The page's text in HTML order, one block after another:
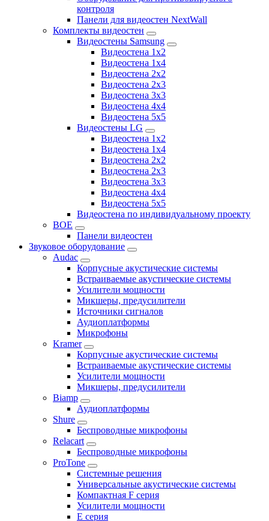
контроля
Панели для видеостен NextWall
Комплекты видеостен
Видеостены Samsung
Видеостена 1x2
Видеостена 1x4
Видеостена 2x2
Видеостена 2х3
Видеостена 3x3
Видеостена 4x4
Видеостена 5x5
Видеостены LG
Видеостена 1x2
Видеостена 1x4
Видеостена 2x2
Видеостена 2x3
Видеостена 3x3
Видеостена 4x4
Видеостена 5x5
Видеостена по индивидуальному проекту
BOE
Панели видеостен
Звуковое оборудование
Audac
Корпусные акустические системы
Встраиваемые акустические системы
Усилители мощности
Микшеры, предусилители
Источники сигналов
Аудиоплатформы
Микрофоны
Kramer
Корпусные акустические системы
Встраиваемые акустические системы
Усилители мощности
Микшеры, предусилители
Biamp
Аудиоплатформы
Shure
Беспроводные микрофоны
Relacart
Беспроводные микрофоны
ProTone
Системные решения
Универсальные акустические системы
Компактная F серия
Усилители мощности
E серия